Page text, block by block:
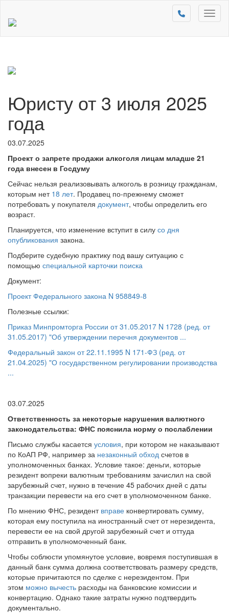
Юристу от 3 июля 2025
года
03.07.2025
Проект о запрете продажи алкоголя лицам младше 21
года внесен в Госдуму
Сейчас нельзя реализовывать алкоголь в розницу гражданам,
которым нет 18 лет. Продавец по-прежнему сможет
потребовать у покупателя документ, чтобы определить его
возраст.
Планируется, что изменение вступит в силу со дня
опубликования закона.
Подберите судебную практику под вашу ситуацию с
помощью специальной карточки поиска
Документ:
Проект Федерального закона N 958849-8
Полезные ссылки:
Приказ Минпромторга России от 31.05.2017 N 1728 (ред. от
31.05.2017) "Об утверждении перечня документов ...
Федеральный закон от 22.11.1995 N 171-ФЗ (ред. от
21.04.2025) "О государственном регулировании производства
...
03.07.2025
Ответственность за некоторые нарушения валютного
законодательства: ФНС пояснила норму о послаблении
Письмо службы касается условия, при котором не наказывают
по КоАП РФ, например за незаконный обход счетов в
уполномоченных банках. Условие такое: деньги, которые
резидент вопреки валютным требованиям зачислил на свой
зарубежный счет, нужно в течение 45 рабочих дней с даты
транзакции перевести на его счет в уполномоченном банке.
По мнению ФНС, резидент вправе конвертировать сумму,
которая ему поступила на иностранный счет от нерезидента,
перевести ее на свой другой зарубежный счет и оттуда
отправить в уполномоченный банк.
Чтобы соблюсти упомянутое условие, вовремя поступившая в
данный банк сумма должна соответствовать размеру средств,
которые причитаются по сделке с нерезидентом. При
этом можно вычесть расходы на банковские комиссии и
конвертацию. Однако такие затраты нужно подтвердить
документально.